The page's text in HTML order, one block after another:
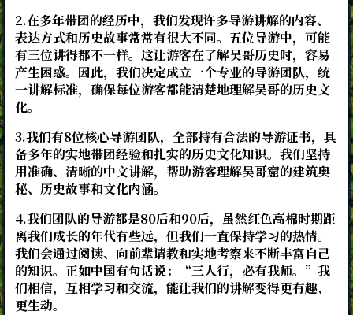
2.在多年带团的经历中，我们发现许多导游讲解的内容、
表达方式和历史故事常常有很大不同。五位导游中，可能
有三位讲得都不一样。这让游客在了解吴哥历史时，容易
产生困惑。因此，我们决定成立一个专业的导游团队，统
一讲解标准，确保每位游客都能清楚地理解吴哥的历史文
化。
3.我们有8位核心导游团队，全部持有合法的导游证书，具
备多年的实地带团经验和扎实的历史文化知识。我们坚持
用准确、清晰的中文讲解，帮助游客理解吴哥窟的建筑奥
秘、历史故事和文化内涵。
4.我们团队的导游都是80后和90后，虽然红色高棉时期距
离我们成长的年代有些远，但我们一直保持学习的热情。
我们会通过阅读、向前辈请教和实地考察来不断丰富自己
的知识。正如中国有句话说：“三人行，必有我师。”我
们相信，互相学习和交流，能让我们的讲解变得更有趣、
更生动。